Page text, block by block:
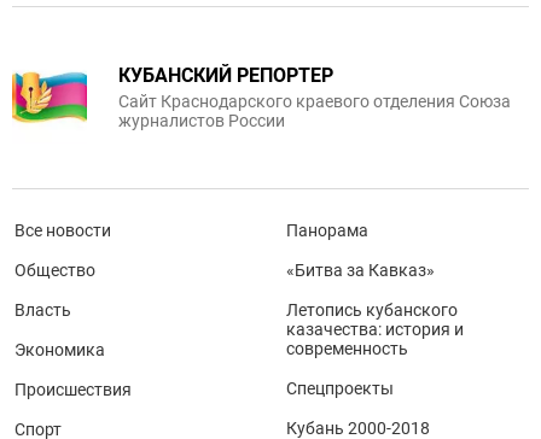
КУБАНСКИЙ РЕПОРТЕР
Сайт Краснодарского краевого отделения Союза
журналистов России
Все новости
Общество
Власть
Экономика
Происшествия
Спорт
Панорама
«Битва за Кавказ»
Летопись кубанского
казачества: история и
современность
Спецпроекты
Кубань 2000-2018